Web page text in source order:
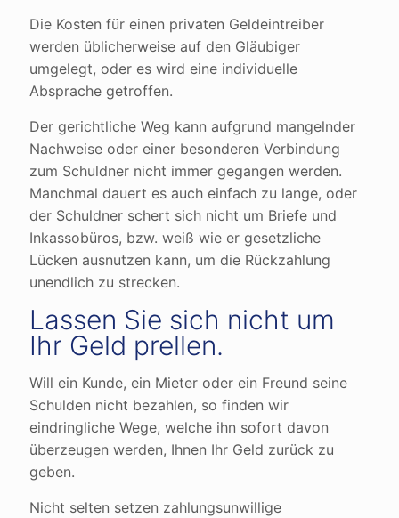
Die Kosten für einen privaten Geldeintreiber
werden üblicherweise auf den Gläubiger
umgelegt, oder es wird eine individuelle
Absprache getroffen.
Der gerichtliche Weg kann aufgrund mangelnder
Nachweise oder einer besonderen Verbindung
zum Schuldner nicht immer gegangen werden.
Manchmal dauert es auch einfach zu lange, oder
der Schuldner schert sich nicht um Briefe und
Inkassobüros, bzw. weiß wie er gesetzliche
Lücken ausnutzen kann, um die Rückzahlung
unendlich zu strecken.
Lassen Sie sich nicht um
Ihr Geld prellen.
Will ein Kunde, ein Mieter oder ein Freund seine
Schulden nicht bezahlen, so finden wir
eindringliche Wege, welche ihn sofort davon
überzeugen werden, Ihnen Ihr Geld zurück zu
geben.
Nicht selten setzen zahlungsunwillige